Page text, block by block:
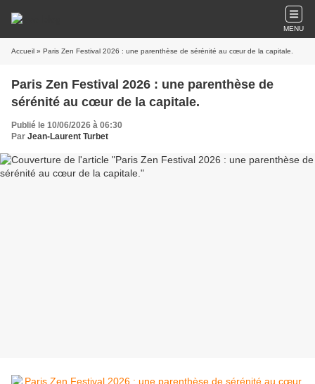
MENU
Accueil » Paris Zen Festival 2026 : une parenthèse de sérénité au cœur de la capitale.
Paris Zen Festival 2026 : une parenthèse de
sérénité au cœur de la capitale.
Publié le 10/06/2026 à 06:30
Par Jean-Laurent Turbet